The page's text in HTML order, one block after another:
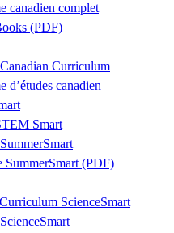
canadien complet
(PDF)
Curriculum
d’études canadien
Smart
SummerSmart (PDF)
ScienceSmart